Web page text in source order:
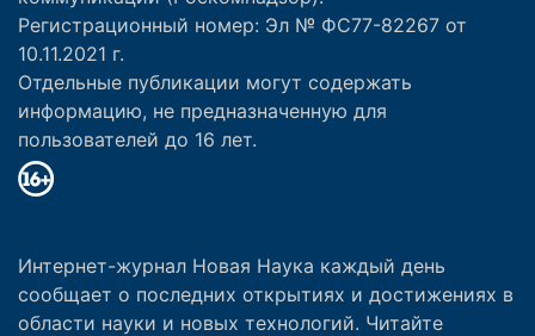
Регистрационный номер: Эл № ФС77-82267 от
10.11.2021 г.
Отдельные публикации могут содержать
информацию, не предназначенную для
пользователей до 16 лет.
Интернет-журнал Новая Наука каждый день
сообщает о последних открытиях и достижениях в
области науки и новых технологий. Читайте